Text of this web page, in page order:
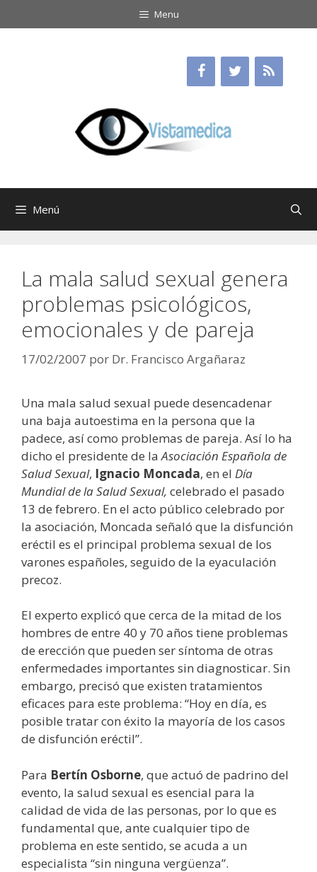
al
Menu
Menú
La mala salud sexual genera
problemas psicológicos,
emocionales y de pareja
17/02/2007 por Dr. Francisco Argañaraz
Una mala salud sexual puede desencadenar
una baja autoestima en la persona que la
padece, así como problemas de pareja. Así lo ha
dicho el presidente de laAsociación Española de
Salud Sexual, Ignacio Moncada, en el Día
Mundial de la Salud Sexual, celebrado el pasado
13 de febrero. En el acto público celebrado por
la asociación, Moncada señaló que la disfunción
eréctil es el principal problema sexual de los
varones españoles, seguido de la eyaculación
precoz.
El experto explicó que cerca de la mitad de los
hombres de entre 40 y 70 años tiene problemas
de erección que pueden ser síntoma de otras
enfermedades importantes sin diagnosticar. Sin
embargo, precisó que existen tratamientos
eficaces para este problema: “Hoy en día, es
posible tratar con éxito la mayoría de los casos
de disfunción eréctil”.
Para Bertín Osborne, que actuó de padrino del
evento, la salud sexual es esencial para la
calidad de vida de las personas, por lo que es
fundamental que, ante cualquier tipo de
problema en este sentido, se acuda a un
especialista “sin ninguna vergüenza”.